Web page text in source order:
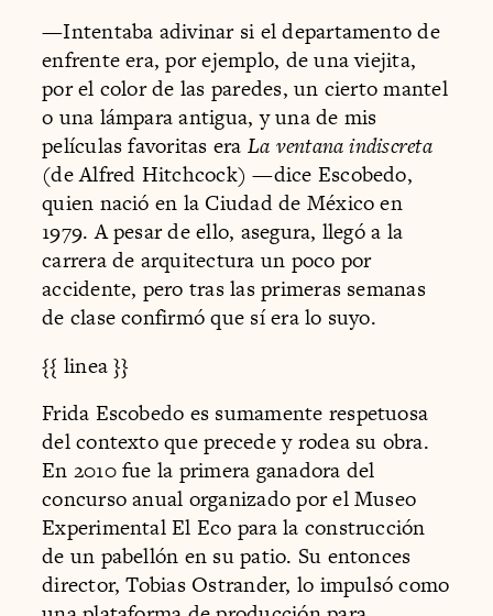
—Intentaba adivinar si el departamento de
enfrente era, por ejemplo, de una viejita,
por el color de las paredes, un cierto mantel
o una lámpara antigua, y una de mis
películas favoritas era La ventana indiscreta
(de Alfred Hitchcock) —dice Escobedo,
quien nació en la Ciudad de México en
1979. A pesar de ello, asegura, llegó a la
carrera de arquitectura un poco por
accidente, pero tras las primeras semanas
de clase confirmó que sí era lo suyo.
{{ linea }}
Frida Escobedo es sumamente respetuosa
del contexto que precede y rodea su obra.
En 2010 fue la primera ganadora del
concurso anual organizado por el Museo
Experimental El Eco para la construcción
de un pabellón en su patio. Su entonces
director, Tobias Ostrander, lo impulsó como